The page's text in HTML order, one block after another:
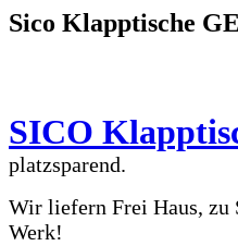
Sico Klapptische
SICO
platzsparend.
Wir liefern Frei Haus, zu
Werk!